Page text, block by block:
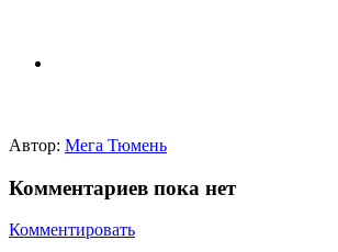
Автор: Мега Тюмень
Комментариев пока нет
Комментировать